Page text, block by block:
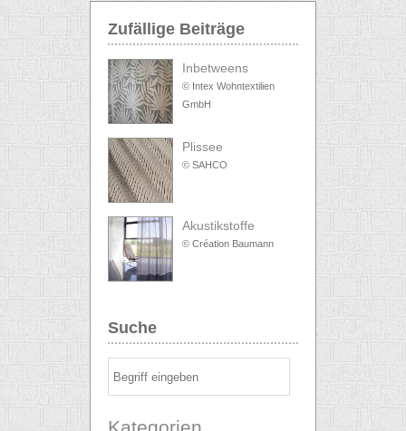
Zufällige Beiträge
Inbetweens
© Intex Wohntextilien
GmbH
Plissee
© SAHCO
Akustikstoffe
© Création Baumann
Suche